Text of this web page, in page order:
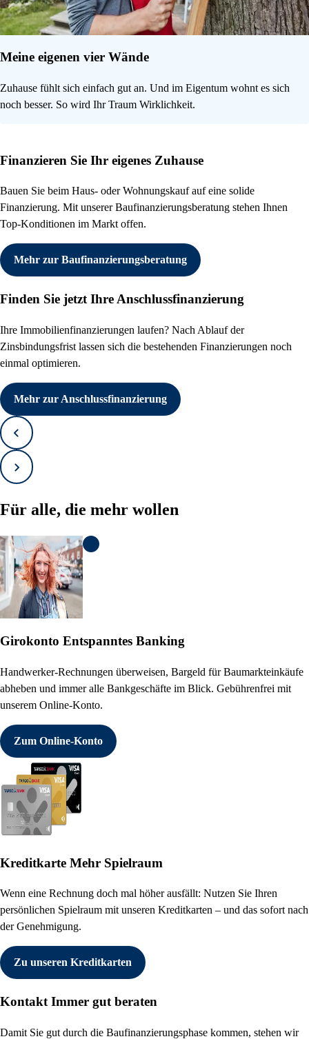
Meine eigenen vier Wände
Zuhause fühlt sich einfach gut an. Und im Eigentum wohnt es sich
noch besser. So wird Ihr Traum Wirklichkeit.
Finanzieren Sie Ihr eigenes Zuhause
Bauen Sie beim Haus- oder Wohnungskauf auf eine solide
Finanzierung. Mit unserer Baufinanzierungsberatung stehen Ihnen
Top-Konditionen im Markt offen.
Mehr zur Baufinanzierungsberatung
Finden Sie jetzt Ihre Anschlussfinanzierung
Ihre Immobilienfinanzierungen laufen? Nach Ablauf der
Zinsbindungsfrist lassen sich die bestehenden Finanzierungen noch
einmal optimieren.
Mehr zur Anschlussfinanzierung
Zurück
Vorwärts
Für alle, die mehr wollen
KI Informationen anzeigen
Girokonto Entspanntes Banking
Handwerker-Rechnungen überweisen, Bargeld für Baumarkteinkäufe
abheben und immer alle Bankgeschäfte im Blick. Gebührenfrei mit
unserem Online-Konto.
Zum Online-Konto
Kreditkarte Mehr Spielraum
Wenn eine Rechnung doch mal höher ausfällt: Nutzen Sie Ihren
persönlichen Spielraum mit unseren Kreditkarten – und das sofort nach
der Genehmigung.
Zu unseren Kreditkarten
Kontakt Immer gut beraten
Damit Sie gut durch die Baufinanzierungsphase kommen, stehen wir